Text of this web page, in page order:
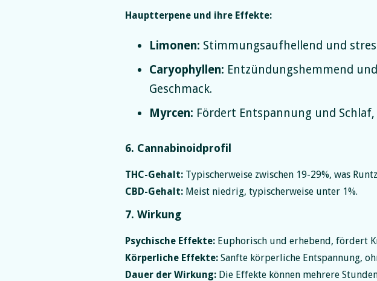
Hauptterpene und ihre Effekte:
Limonen: Stimmungsaufhellend und
Caryophyllen: Entzündungshemmend
Geschmack.
Myrcen: Fördert Entspannung und
6. Cannabinoidprofil
THC-Gehalt: Typischerweise zwischen 19-29%, was
CBD-Gehalt: Meist niedrig, typischerweise unter 1%.
7. Wirkung
Psychische Effekte: Euphorisch und erhebend, fördert
Körperliche Effekte: Sanfte körperliche Entspannung,
Dauer der Wirkung: Die Effekte können mehrere